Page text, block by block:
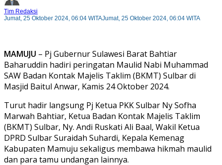
Tim Redaksi
Jumat, 25 Oktober 2024, 06:04 WITAJumat, 25 Oktober 2024, 06:04 WITA
MAMUJU – Pj Gubernur Sulawesi Barat Bahtiar
Baharuddin hadiri peringatan Maulid Nabi Muhammad
SAW Badan Kontak Majelis Taklim (BKMT) Sulbar di
Masjid Baitul Anwar, Kamis 24 Oktober 2024.
Turut hadir langsung Pj Ketua PKK Sulbar Ny Sofha
Marwah Bahtiar, Ketua Badan Kontak Majelis Taklim
(BKMT) Sulbar, Ny. Andi Ruskati Ali Baal, Wakil Ketua
DPRD Sulbar Suraidah Suhardi, Kepala Kemenag
Kabupaten Mamuju sekaligus membawa hikmah maulid
dan para tamu undangan lainnya.